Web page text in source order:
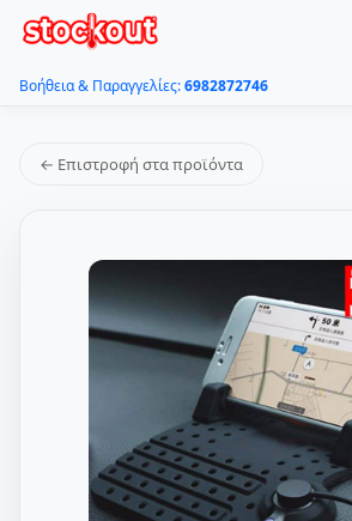
Βοήθεια & Παραγγελίες:6982872746
← Επιστροφή στα προϊόντα